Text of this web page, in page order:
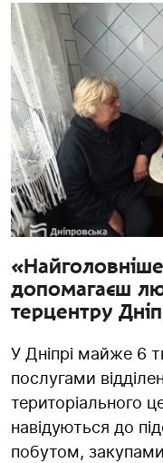
допомагаєш
терцентру
У Дніпрі майже 6
послугами
територіального
навідуються до
побутом,